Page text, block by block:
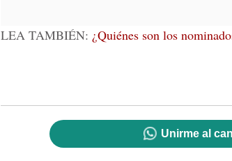
LEA TAMBIÉN: ¿Quiénes son los
Unirme al